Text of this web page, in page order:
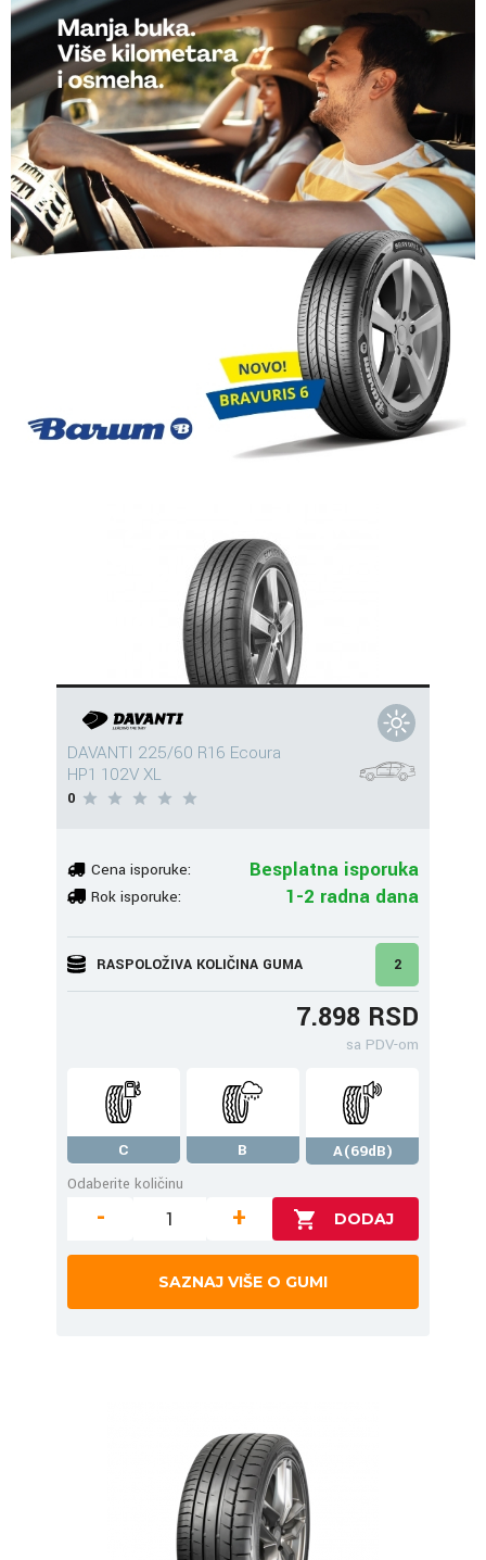
DAVANTI 225/60 R16 Ecoura
HP1 102V XL
0
Cena isporuke: Besplatna isporuka
Rok isporuke: 1-2 radna dana
RASPOLOŽIVA KOLIČINA GUMA 2
7.898 RSD
sa PDV-om
C B
A(69dB)
Odaberite količinu
- +
SAZNAJ VIŠE O GUMI